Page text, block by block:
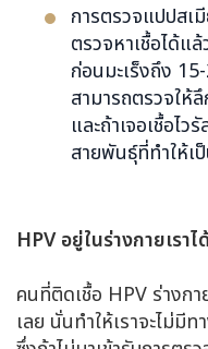
การตรวจแปปสเ
ตรวจหาเชื้อได้แ
ก่อนมะเร็งถึง
สามารถตรวจให้
และถ้าเจอเชื้อไว
สายพันธุ์ที่ทำให้เ
HPVอยู่ในร่างกายเรา
คนที่ติดเชื้อ HPV ร่างกา
เลย นั่นทำให้เราจะไม่มี